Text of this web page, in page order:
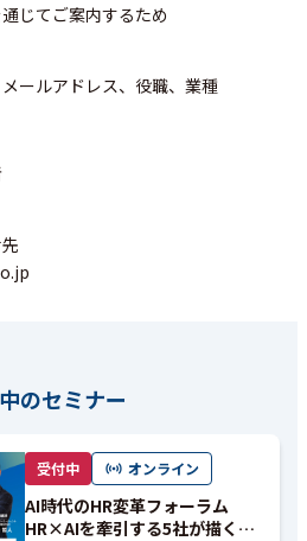
じてご案内するため
ールアドレス、役職、業種
のセミナー
受付中 オンライン
AI時代のHR変革フォーラム
HR×AIを牽引する5社が描く未